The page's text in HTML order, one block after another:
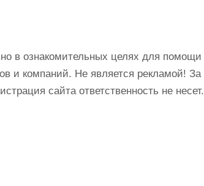
в ознакомительных целях для помощи
и компаний. Не является рекламой! За
сайта ответственность не несет.